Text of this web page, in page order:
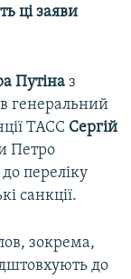
ці заяви
Путіна з
генеральний
ТАСС Сергій
Петро
переліку
санкції.
зокрема,
до